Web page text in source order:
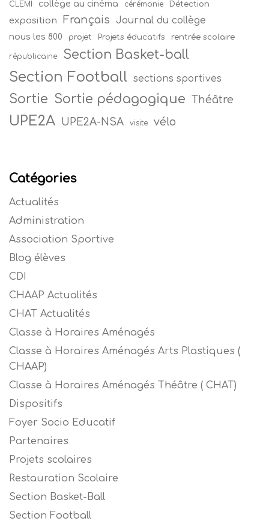
CLEMI collège au cinéma cérémonie Détection
exposition Français Journal du collège
nous les 800 projet Projets éducatifs rentrée scolaire
républicaine Section Basket-ball
Section Football sections sportives
Sortie Sortie pédagogique Théâtre
UPE2A UPE2A-NSA visite vélo
Catégories
Actualités
Administration
Association Sportive
Blog élèves
CDI
CHAAP Actualités
CHAT Actualités
Classe à Horaires Aménagés
Classe à Horaires Aménagés Arts Plastiques (
CHAAP)
Classe à Horaires Aménagés Théâtre ( CHAT)
Dispositifs
Foyer Socio Educatif
Partenaires
Projets scolaires
Restauration Scolaire
Section Basket-Ball
Section Football